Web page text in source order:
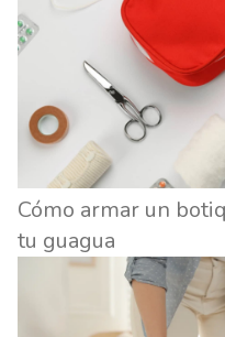
Cómo armar un
tu guagua